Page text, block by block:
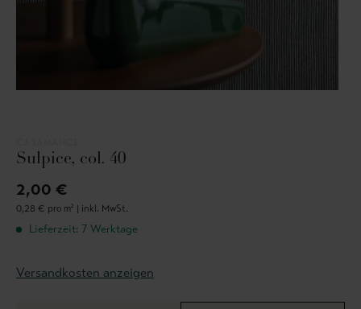
Sulpice, col. 40
2,00 €
0,28 € pro m² | inkl. MwSt.
Lieferzeit: 7 Werktage
Versandkosten anzeigen